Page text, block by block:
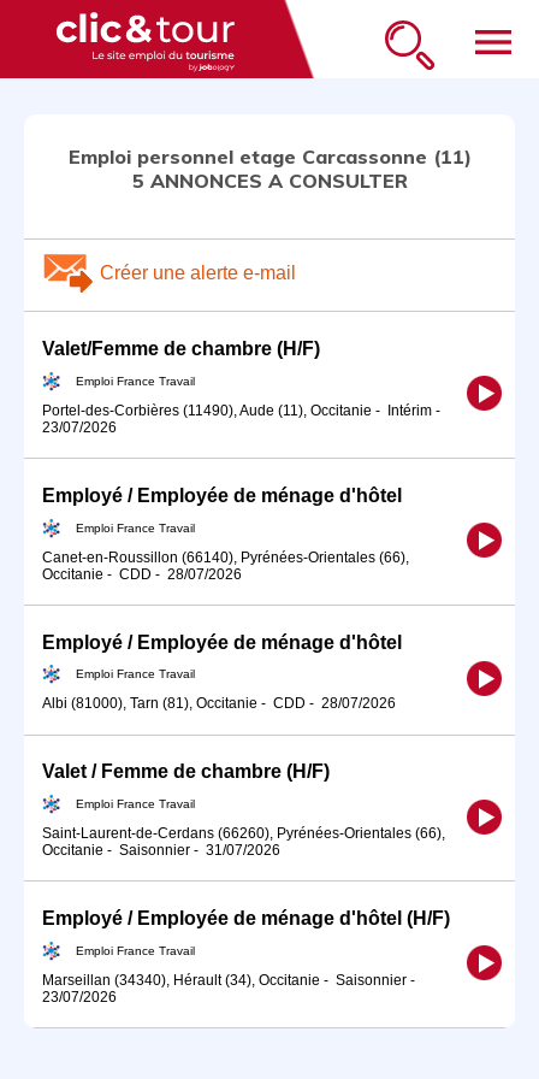
menu
Emploi personnel etage Carcassonne (11)
5 ANNONCES A CONSULTER
Créer une alerte e-mail
Valet/Femme de chambre (H/F)
Emploi France Travail
Portel-des-Corbières (11490), Aude (11), Occitanie - Intérim -
23/07/2026
Employé / Employée de ménage d'hôtel
Emploi France Travail
Canet-en-Roussillon (66140), Pyrénées-Orientales (66),
Occitanie - CDD - 28/07/2026
Employé / Employée de ménage d'hôtel
Emploi France Travail
Albi (81000), Tarn (81), Occitanie - CDD - 28/07/2026
Valet / Femme de chambre (H/F)
Emploi France Travail
Saint-Laurent-de-Cerdans (66260), Pyrénées-Orientales (66),
Occitanie - Saisonnier - 31/07/2026
Employé / Employée de ménage d'hôtel (H/F)
Emploi France Travail
Marseillan (34340), Hérault (34), Occitanie - Saisonnier -
23/07/2026